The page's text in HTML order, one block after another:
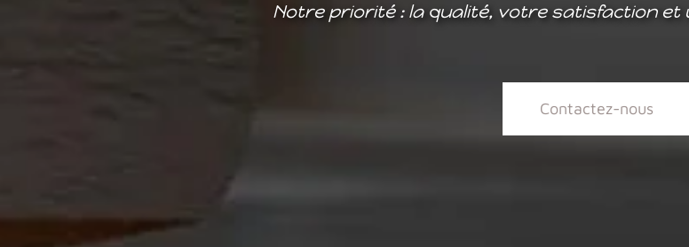
Notre priorité : la qualité, votre satisfaction et
Contactez-nous